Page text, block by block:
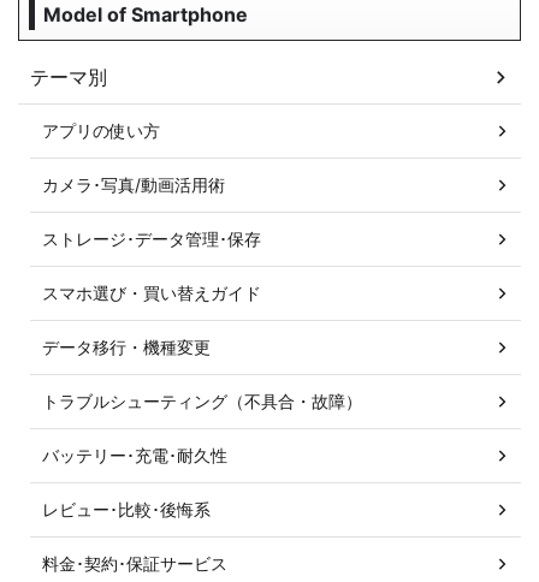
Model of Smartphone
テーマ別
アプリの使い方
カメラ･写真/動画活用術
ストレージ･データ管理･保存
スマホ選び・買い替えガイド
データ移行・機種変更
トラブルシューティング（不具合・故障）
バッテリー･充電･耐久性
レビュー･比較･後悔系
料金･契約･保証サービス